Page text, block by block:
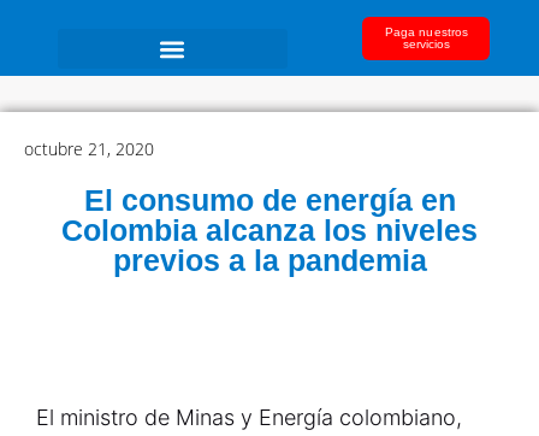
Paga nuestros
servicios
octubre 21, 2020
El consumo de energía en
Colombia alcanza los niveles
previos a la pandemia
El ministro de Minas y Energía colombiano,